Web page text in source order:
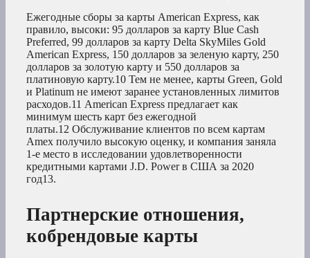
Ежегодные сборы за карты American Express, как
правило, высоки: 95 долларов за карту Blue Cash
Preferred, 99 долларов за карту Delta SkyMiles Gold
American Express, 150 долларов за зеленую карту, 250
долларов за золотую карту и 550 долларов за
платиновую карту.10 Тем не менее, карты Green, Gold
и Platinum не имеют заранее установленных лимитов
расходов.11 American Express предлагает как
минимум шесть карт без ежегодной
платы.12 Обслуживание клиентов по всем картам
Amex получило высокую оценку, и компания заняла
1-е место в исследовании удовлетворенности
кредитными картами J.D. Power в США за 2020
год13.
Партнерские отношения,
кобрендовые карты